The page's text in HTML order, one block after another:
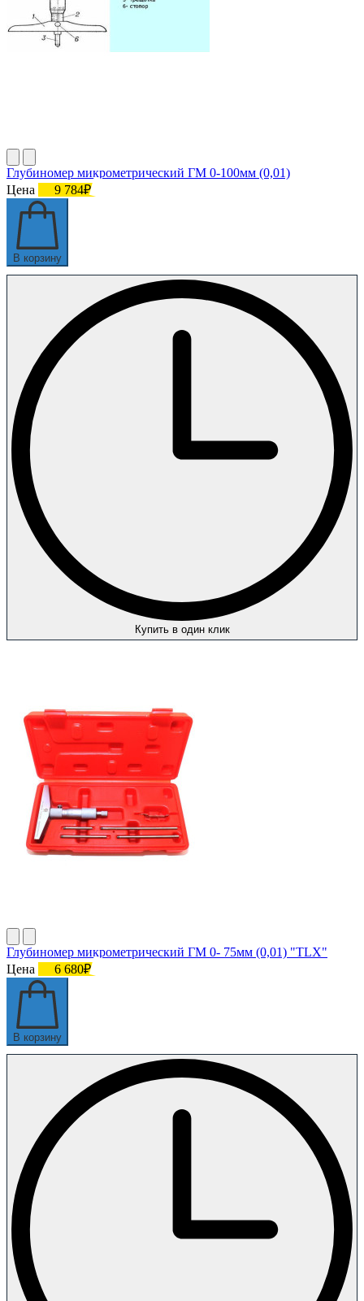
Глубиномер микрометрический ГМ 0-100мм (0,01)
Цена
9 784₽
В корзину
Купить в один клик
Глубиномер микрометрический ГМ 0- 75мм (0,01) "TLX"
Цена
6 680₽
В корзину